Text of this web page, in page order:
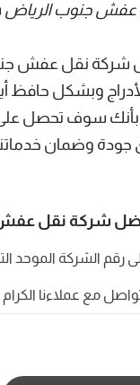
جنوب الرياض
شركة نقل عفش
وبشكل حافظ
سوف تحصل على
جودة وضمان
شركة نقل عفش
رقم الشركة الموحد
مع عملاءنا